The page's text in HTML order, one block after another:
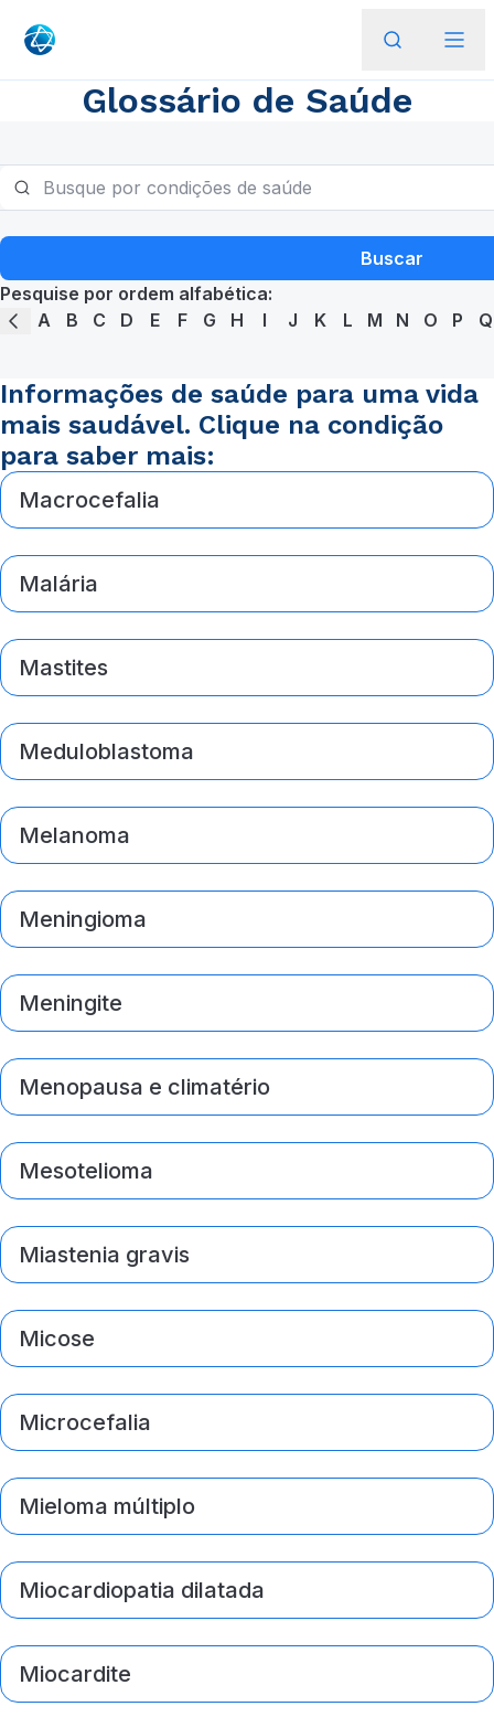
Glossário de Saúde
Buscar
Pesquise por ordem alfabética:
A
B C D E F G H I J K L M N O P Q
Informações de saúde para uma vida
mais saudável. Clique na condição
para saber mais:
Macrocefalia
Malária
Mastites
Meduloblastoma
Melanoma
Meningioma
Meningite
Menopausa e climatério
Mesotelioma
Miastenia gravis
Micose
Microcefalia
Mieloma múltiplo
Miocardiopatia dilatada
Miocardite